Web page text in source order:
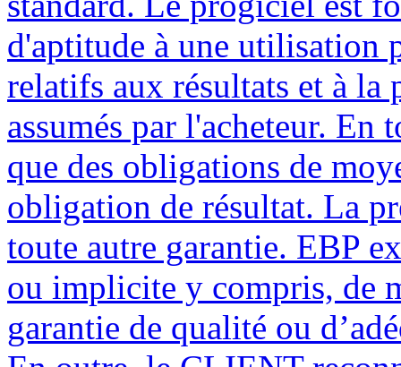
d'aptitude à une utilisation
relatifs aux résultats et à
assumés par l'acheteur. En
que des obligations de
obligation de résultat. La
toute autre garantie. EBP
ou implicite y compris, de
garantie de qualité ou